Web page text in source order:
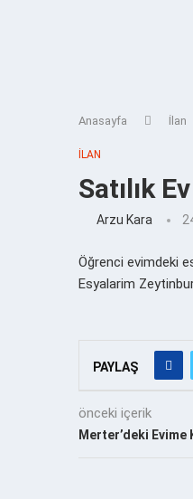
Anasayfa İlan
İLAN
Satılık
Arzu Kara
Öğrenci evimdeki
Esyalarim
PAYLAŞ
önceki içerik
Merter’deki Evime